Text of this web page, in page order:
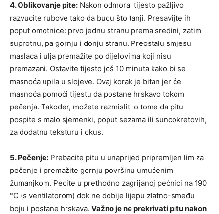
4. Oblikovanje pite: Nakon odmora, tijesto pažljivo
razvucite rubove tako da budu što tanji. Presavijte ih
poput omotnice: prvo jednu stranu prema sredini, zatim
suprotnu, pa gornju i donju stranu. Preostalu smjesu
maslaca i ulja premažite po dijelovima koji nisu
premazani. Ostavite tijesto još 10 minuta kako bi se
masnoća upila u slojeve. Ovaj korak je bitan jer će
masnoća pomoći tijestu da postane hrskavo tokom
pečenja. Također, možete razmisliti o tome da pitu
pospite s malo sjemenki, poput sezama ili suncokretovih,
za dodatnu teksturu i okus.
5. Pečenje: Prebacite pitu u unaprijed pripremljen lim za
pečenje i premažite gornju površinu umućenim
žumanjkom. Pecite u prethodno zagrijanoj pećnici na 190
°C (s ventilatorom) dok ne dobije lijepu zlatno-smeđu
boju i postane hrskava. Važno je ne prekrivati pitu nakon